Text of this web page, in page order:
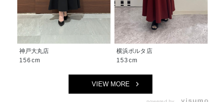
神戸大丸店
156cm
横浜ポルタ店
153cm
VIEW MORE